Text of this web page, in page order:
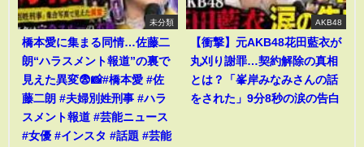
未分類
橋本愛に集まる同情…佐藤二
朗“ハラスメント報道”の裏で
見えた異変😨📸#橋本愛 #佐
藤二朗 #夫婦別姓刑事 #ハラ
スメント報道 #芸能ニュース
#女優 #インスタ #話題 #芸能
AKB48
【衝撃】元AKB48花田藍衣が
丸刈り謝罪…契約解除の真相
とは？「峯岸みなみさんの話
をされた」9分8秒の涙の告白